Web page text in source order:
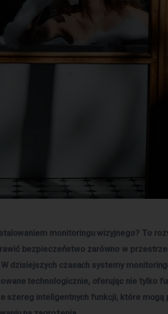
monitoringu wizyjnego? To
bezpieczeństwo zarówno w
dzisiejszych czasach systemy
technologicznie, oferując nie tylko
szereg inteligentnych funkcji, które mogą